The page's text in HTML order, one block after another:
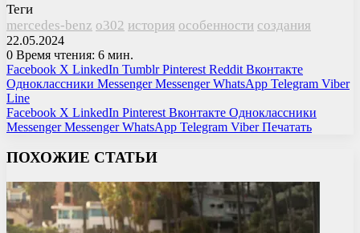
Теги
mercedes-benz o302 история особенности создания
22.05.2024
0 Время чтения: 6 мин.
Facebook X LinkedIn Tumblr Pinterest Reddit Вконтакте
Одноклассники Messenger Messenger WhatsApp Telegram Viber
Line
Facebook X LinkedIn Pinterest Вконтакте Одноклассники
Messenger Messenger WhatsApp Telegram Viber Печатать
ПОХОЖИЕ СТАТЬИ